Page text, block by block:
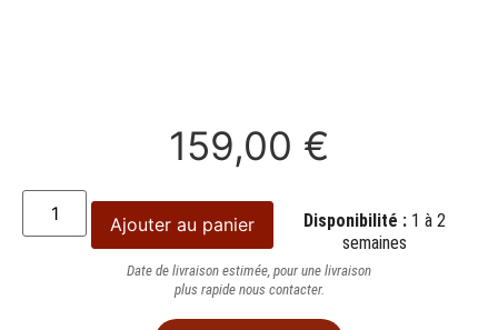
159,00 €
Ajouter au panier Disponibilité : 1 à 2
semaines
Date de livraison estimée, pour une livraison
plus rapide nous contacter.